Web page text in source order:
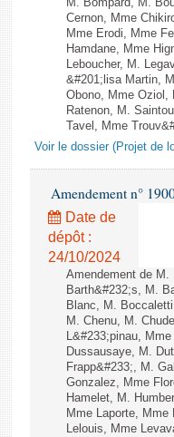
M. Bompard, M.
Cernon, Mme
Mme Erodi, Mme
Hamdane, Mme
Leboucher, M.
&#201;lisa Martin,
Obono, Mme Oziol,
Ratenon, M.
Tavel, Mme
Voir le dossier (Projet de
Amendement n°
Date de
dépôt :
24/10/2024
Amendement de
Barth&#232;s, M.
Blanc, M.
M. Chenu, M.
L&#233;pinau,
Dussausaye, M.
Frapp&#233;, M.
Gonzalez, Mme
Hamelet, M.
Mme Laporte,
Lelouis, Mme